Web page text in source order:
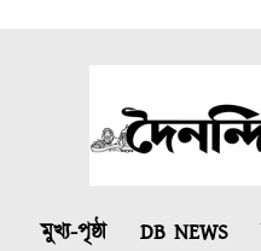
মুখ্য-পৃষ্ঠা DB NEWS